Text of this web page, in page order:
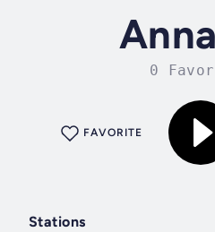
0
FAVORITE
Stations